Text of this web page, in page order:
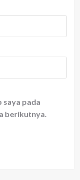
saya pada
berikutnya.